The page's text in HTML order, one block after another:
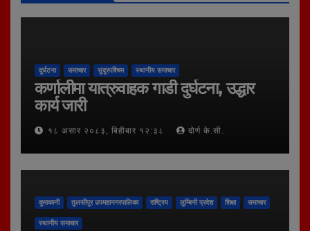
दुर्घटना समाचार सुदूरपश्चिम स्थानीय समाचार
कर्णालीमा यात्रुवाहक गाडी दुर्घटना, उद्धार
कार्य जारी
१८ असार २०८३, बिहीबार १२:३८ दोर्ण के.सी.
कुराकानी तुलसीपुर उपमहानगरपालिका राष्ट्रिय लुम्बिनी प्रदेश शिक्षा समाचार
स्थानीय समाचार